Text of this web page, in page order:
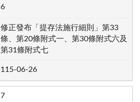
6
修正發布「提存法施行細則」第33
條、第20條附式一、第30條附式六及
第31條附式七
115-06-26
7